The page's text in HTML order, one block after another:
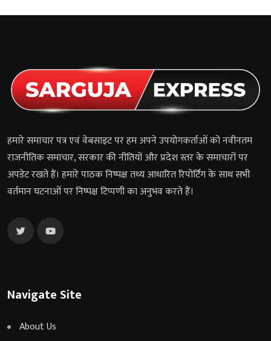
हमारे समाचार पत्र एवं वेबसाइट पर हम अपने उपयोगकर्ताओं को नवीनतम
राजनीतिक समाचार, सरकार की नीतियों और प्रदेश स्तर के समाचारों पर
अपडेट रखते हैं। हमारे पाठक निष्पक्ष तथ्य आधारित रिपोर्टिंग के साथ सभी
वर्तमान घटनाओं पर निष्पक्ष टिप्पणी का अनुभव करते हैं।
Navigate Site
About Us